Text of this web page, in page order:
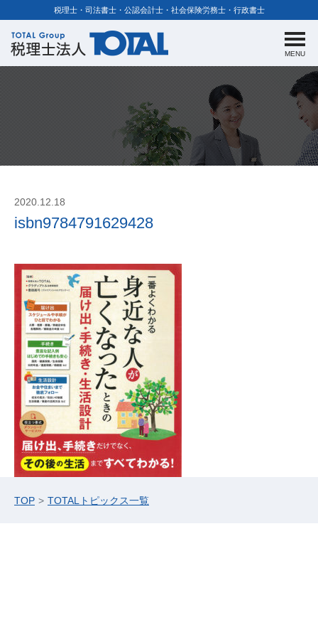
税理士・司法書士・公認会計士・社会保険労務士・行政書士
MENU
2020.12.18
isbn9784791629428
TOP TOTALトピックス一覧